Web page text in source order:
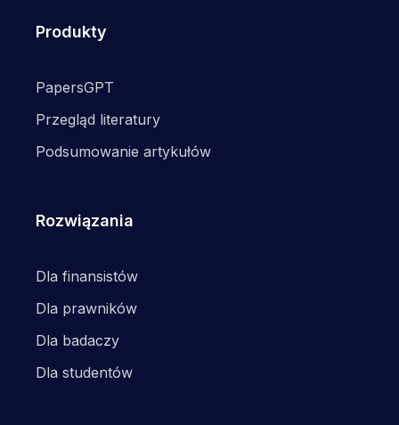
Produkty
PapersGPT
Przegląd literatury
Podsumowanie artykułów
Rozwiązania
Dla finansistów
Dla prawników
Dla badaczy
Dla studentów